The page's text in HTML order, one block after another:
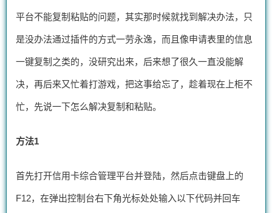
平台不能复制粘贴的问题，其实那时候就找到解决办法，只
是没办法通过插件的方式一劳永逸，而且像申请表里的信息
一键复制之类的，没研究出来，后来想了很久一直没能解
决，再后来又忙着打游戏，把这事给忘了，趁着现在上柜不
忙，先说一下怎么解决复制和粘贴。
方法1
首先打开信用卡综合管理平台并登陆，然后点击键盘上的
F12，在弹出控制台右下角光标处处输入以下代码并回车